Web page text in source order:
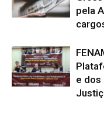
pela
e dos